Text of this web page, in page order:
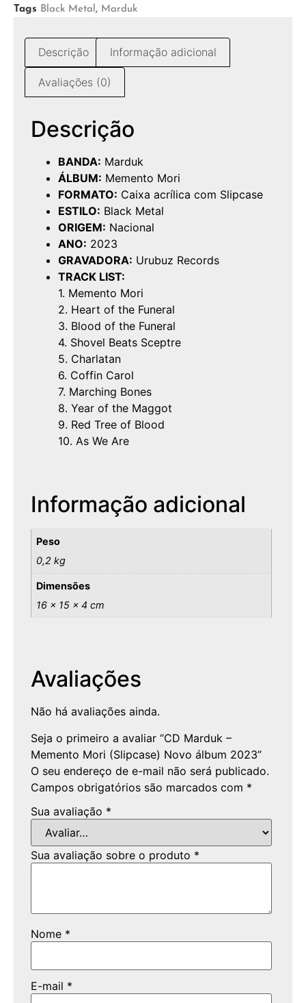
Tags Black Metal , Marduk
Descrição Informação adicional
Avaliações (0)
Descrição
BANDA: Marduk
ÁLBUM: Memento Mori
FORMATO: Caixa acrílica com Slipcase
ESTILO: Black Metal
ORIGEM: Nacional
ANO: 2023
GRAVADORA: Urubuz Records
TRACK LIST:
1. Memento Mori
2. Heart of the Funeral
3. Blood of the Funeral
4. Shovel Beats Sceptre
5. Charlatan
6. Coffin Carol
7. Marching Bones
8. Year of the Maggot
9. Red Tree of Blood
10. As We Are
Informação adicional
Peso
0,2 kg
Dimensões
16 × 15 × 4 cm
Avaliações
Não há avaliações ainda.
Seja o primeiro a avaliar “CD Marduk –
Memento Mori (Slipcase) Novo álbum 2023”
O seu endereço de e-mail não será publicado.
Campos obrigatórios são marcados com *
Sua avaliação *
Sua avaliação sobre o produto *
Nome *
E-mail *